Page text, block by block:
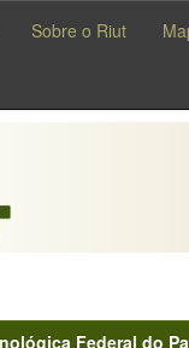
Sobre o Riut
Federal do